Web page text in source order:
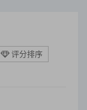
评分排序